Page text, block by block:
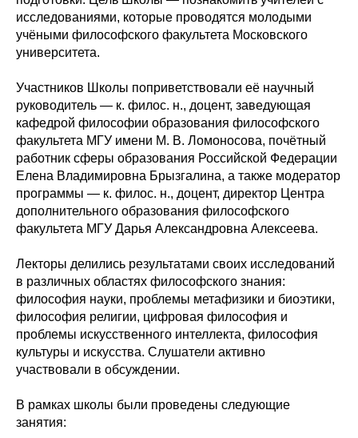
исследованиями, которые проводятся молодыми
учёными философского факультета Московского
университета.
Участников Школы поприветствовали её научный
руководитель — к. филос. н., доцент, заведующая
кафедрой философии образования философского
факультета МГУ имени М. В. Ломоносова, почётный
работник сферы образования Российской Федерации
Елена Владимировна Брызгалина, а также модератор
программы — к. филос. н., доцент, директор Центра
дополнительного образования философского
факультета МГУ Дарья Александровна Алексеева.
Лекторы делились результатами своих исследований
в различных областях философского знания:
философия науки, проблемы метафизики и биоэтики,
философия религии, цифровая философия и
проблемы искусственного интеллекта, философия
культуры и искусства. Слушатели активно
участвовали в обсуждении.
В рамках школы были проведены следующие
занятия: